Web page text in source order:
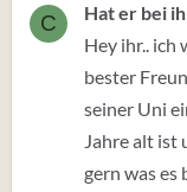
C
Hat er bei
Hey ihr.. ich
bester
seiner Uni
Jahre alt ist
gern was es